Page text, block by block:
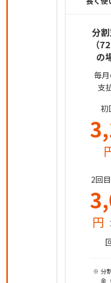
分
（
の
毎
支
初
2回
円
分
金